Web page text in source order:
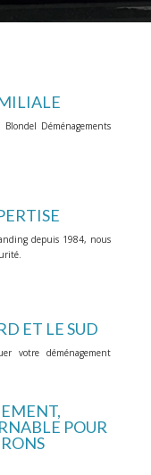
Déménagements
depuis 1984, nous
ET LE SUD
votre déménagement
POUR